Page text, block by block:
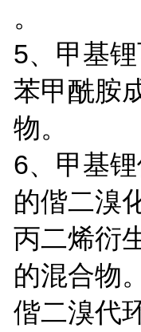
。
5、甲基
苯甲酰胺
物。
6、甲基
的偕二溴
丙二烯衍
的混合物
偕二溴代